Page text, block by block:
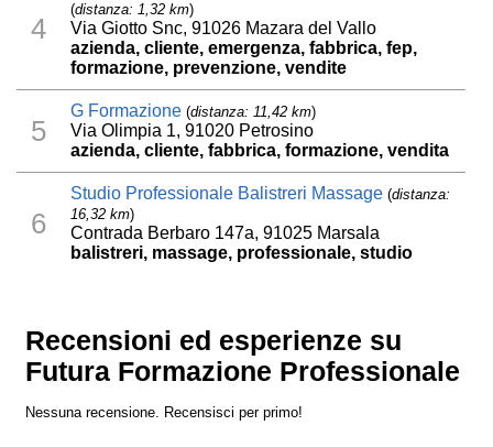
4
(distanza: 1,32 km)
Via Giotto Snc, 91026 Mazara del Vallo
azienda, cliente, emergenza, fabbrica, fep,
formazione, prevenzione, vendite
5
G Formazione (distanza: 11,42 km)
Via Olimpia 1, 91020 Petrosino
azienda, cliente, fabbrica, formazione, vendita
6
Studio Professionale Balistreri Massage (distanza:
16,32 km)
Contrada Berbaro 147a, 91025 Marsala
balistreri, massage, professionale, studio
Recensioni ed esperienze su
Futura Formazione Professionale
Nessuna recensione. Recensisci per primo!